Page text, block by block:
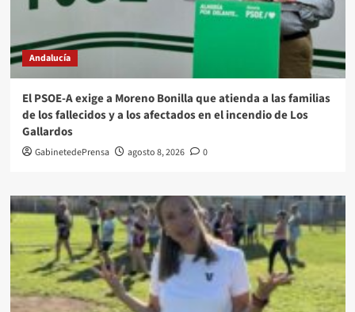
Andalucía
El PSOE-A exige a Moreno Bonilla que atienda a las familias
de los fallecidos y a los afectados en el incendio de Los
Gallardos
GabinetedePrensa agosto 8, 2026 0